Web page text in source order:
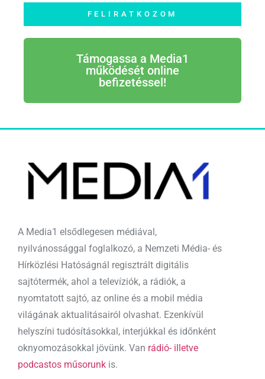
FELIRATKOZOM
Támogassa a Media1
működését online
befizetéssel!
A Media1 elsődlegesen médiával,
nyilvánossággal foglalkozó, a Nemzeti Média- és
Hírközlési Hatóságnál regisztrált digitális
sajtótermék, ahol a televíziók, a rádiók, a
nyomtatott sajtó, az online és a mobil média
világának aktualitásairól olvashat. Ezenkívül
helyszíni tudósításokkal, interjúkkal és időnként
oknyomozásokkal jövünk. Van rádió- illetve
podcastos műsorunk is.